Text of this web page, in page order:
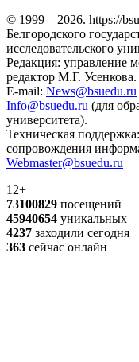
© 1999 – 2026. https://
Белгородского
исследовательского
Редакция: управление
редактор М.Г.
E-mail: News@bsuedu.ru
Info@bsuedu.ru (для
университета).
Техническая
сопровождения
Webmaster@bsuedu.ru
12+
73100829 посещений
45940654 уникальных
4237 заходили сегодня
363 сейчас онлайн